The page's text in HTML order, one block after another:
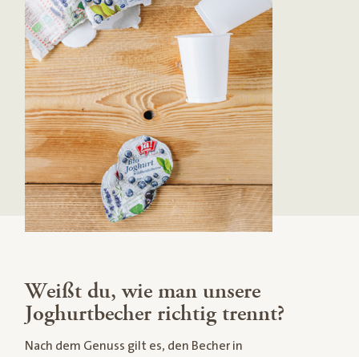
Weißt du, wie man unsere
Joghurtbecher richtig trennt?
Nach dem Genuss gilt es, den Becher in